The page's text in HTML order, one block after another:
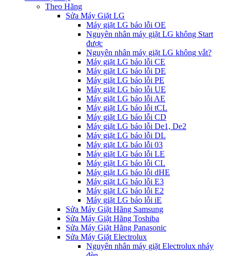
Theo Hãng
Sửa Máy Giặt LG
Máy giặt LG báo lỗi OE
Nguyên nhân máy giặt LG không Start
được
Nguyên nhân máy giặt LG không vắt?
Máy giặt LG báo lỗi CE
Máy giặt LG báo lỗi DE
Máy giặt LG báo lỗi PE
Máy giặt LG báo lỗi UE
Máy giặt LG báo lỗi AE
Máy giặt LG báo lỗi tCL
Máy giặt LG báo lỗi CD
Máy giặt LG báo lỗi De1, De2
Máy giặt LG báo lỗi DL
Máy giặt LG báo lỗi 03
Máy giặt LG báo lỗi LE
Máy giặt LG báo lỗi CL
Máy giặt LG báo lỗi dHE
Máy giặt LG báo lỗi E3
Máy giặt LG báo lỗi E2
Máy giặt LG báo lỗi iE
Sửa Máy Giặt Hãng Samsung
Sửa Máy Giặt Hãng Toshiba
Sửa Máy Giặt Hãng Panasonic
Sửa Máy Giặt Electrolux
Nguyên nhân máy giặt Electrolux nháy